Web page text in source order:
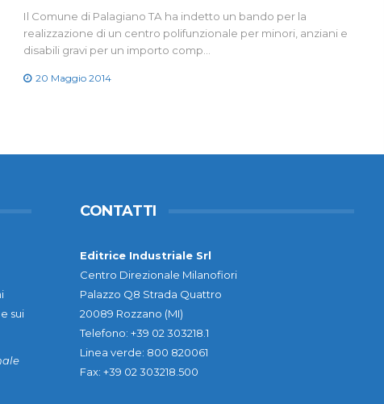
Il Comune di Palagiano TA ha indetto un bando per la
realizzazione di un centro polifunzionale per minori, anziani e
disabili gravi per un importo comp…
20 Maggio 2014
sui
CONTATTI
Editrice Industriale Srl
Centro Direzionale Milanofiori
Palazzo Q8 Strada Quattro
20089 Rozzano (MI)
Telefono: +39 02 303218.1
Linea verde: 800 820061
Fax: +39 02 303218.500